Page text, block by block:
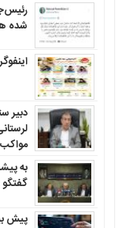
شده
به
پیش